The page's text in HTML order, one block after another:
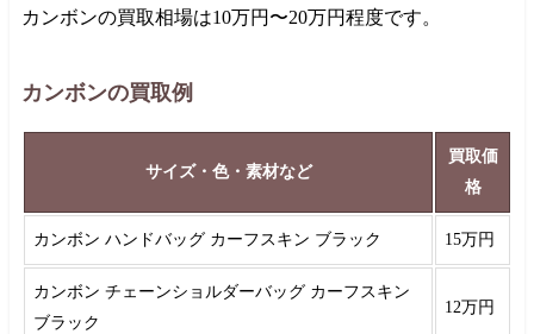
カンボンの買取相場は10万円 〜20万円程度です。
カンボンの買取例
サイズ・色・素材など
買取価
格
カンボン ハンドバッグ カーフスキン ブラック 15万円
カンボン チェーンショルダーバッグ カーフスキン
ブラック
12万円